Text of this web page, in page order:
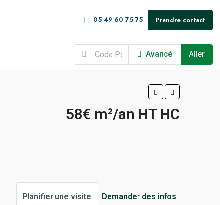
05 49 60 75 75 Prendre contact
Avancé Aller
58€ m²/an HT HC
Planifier une visite Demander des infos